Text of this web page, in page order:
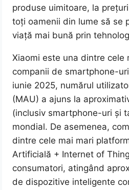
produse uimitoare, la
toți oamenii din lume să se
viață mai bună prin
Xiaomi este una dintre cele
companii de smartphone-
iunie 2025, numărul
(MAU) a ajuns la
(inclusiv smartphone-uri și
mondial. De asemenea,
dintre cele mai mari
Artificială + Internet of
consumatori, atingând
de dispozitive inteligente